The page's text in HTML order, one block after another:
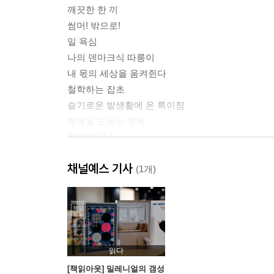
깨끗한 한 끼
썸머! 밖으로!
일 욕심
나의 덴마크식 따릉이
내 몫의 세상을 움켜쥔다
철학하는 잡초
슬기로운 밭생활에 온 특이점
호박밭 이슈
Part2. 행복은 똑같은 옷을 입고 있지 않다
하정과 썸머의 행방불명
장미 귀걸이를 한 여인
기억상실자들의 카우치
밥하지 않는 인류
저마다의 덴마크
채널예스 기사 (1개)
읽다
[책읽아웃] 밀레니얼의 갬성